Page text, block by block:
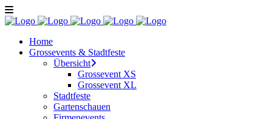
Home
Grossevents & Stadtfeste
Übersicht
Grossevent XS
Grossevent XL
Stadtfeste
Gartenschauen